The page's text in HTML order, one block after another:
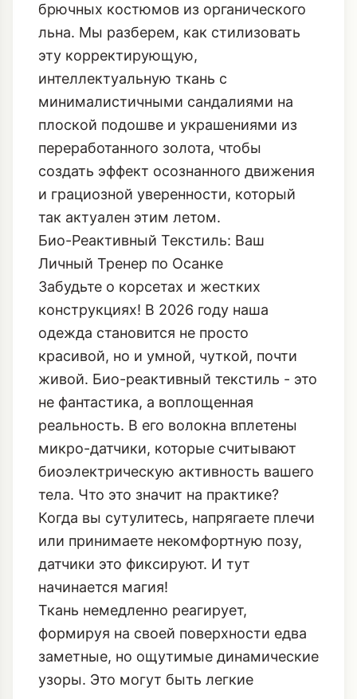
брючных костюмов из органического
льна. Мы разберем, как стилизовать
эту корректирующую,
интеллектуальную ткань с
минималистичными сандалиями на
плоской подошве и украшениями из
переработанного золота, чтобы
создать эффект осознанного движения
и грациозной уверенности, который
так актуален этим летом.
Био-Реактивный Текстиль: Ваш
Личный Тренер по Осанке
Забудьте о корсетах и жестких
конструкциях! В 2026 году наша
одежда становится не просто
красивой, но и умной, чуткой, почти
живой. Био-реактивный текстиль - это
не фантастика, а воплощенная
реальность. В его волокна вплетены
микро-датчики, которые считывают
биоэлектрическую активность вашего
тела. Что это значит на практике?
Когда вы сутулитесь, напрягаете плечи
или принимаете некомфортную позу,
датчики это фиксируют. И тут
начинается магия!
Ткань немедленно реагирует,
формируя на своей поверхности едва
заметные, но ощутимые динамические
узоры. Это могут быть легкие